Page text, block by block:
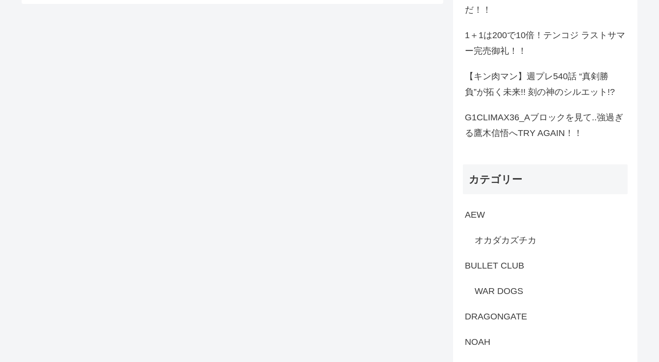
だ！！
1＋1は200で10倍！テンコジ ラストサマ
ー完売御礼！！
【キン肉マン】週プレ540話 “真剣勝
負”が拓く未来!! 刻の神のシルエット!?
G1CLIMAX36_Aブロックを見て..強過ぎ
る鷹木信悟へTRY AGAIN！！
カテゴリー
AEW
オカダカズチカ
BULLET CLUB
WAR DOGS
DRAGONGATE
NOAH